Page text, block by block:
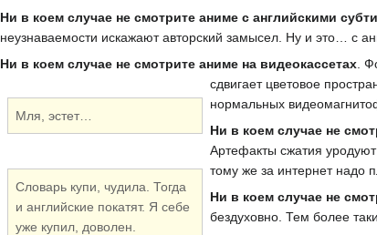
Мля, эстет…
Словарь купи, чудила. Тогда
и английские покатят. Я себе
уже купил, доволен.
Ни в коем случае не смотрите аниме с английскими
неузнаваемости искажают авторский замысел. Ну и это… с
Ни в коем случае не смотрите аниме на видеокассетах.
сдвигает цветовое
нормальных
Ни в коем случае не
Артефакты сжатия
тому же за интернет надо
Ни в коем случае не
бездуховно. Тем более